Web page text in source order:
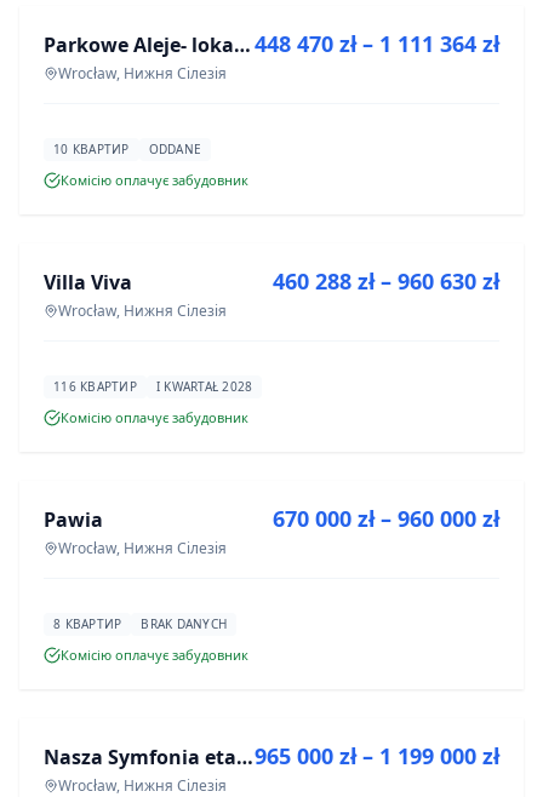
ІНВЕСТИЦІЯ Parkowe Aleje- lokale usługowe
Wrocław, Нижня Сілезія
448 470 zł – 1 111 364 zł
10 КВАРТИР ODDANE
Комісію оплачує забудовник
ІНВЕСТИЦІЯ
Villa Viva
Wrocław, Нижня Сілезія
460 288 zł – 960 630 zł
116 КВАРТИР I KWARTAŁ 2028
Комісію оплачує забудовник
ІНВЕСТИЦІЯ
Pawia
Wrocław, Нижня Сілезія
670 000 zł – 960 000 zł
8 КВАРТИР BRAK DANYCH
Комісію оплачує забудовник
ІНВЕСТИЦІЯ Nasza Symfonia etap III
Wrocław, Нижня Сілезія
965 000 zł – 1 199 000 zł